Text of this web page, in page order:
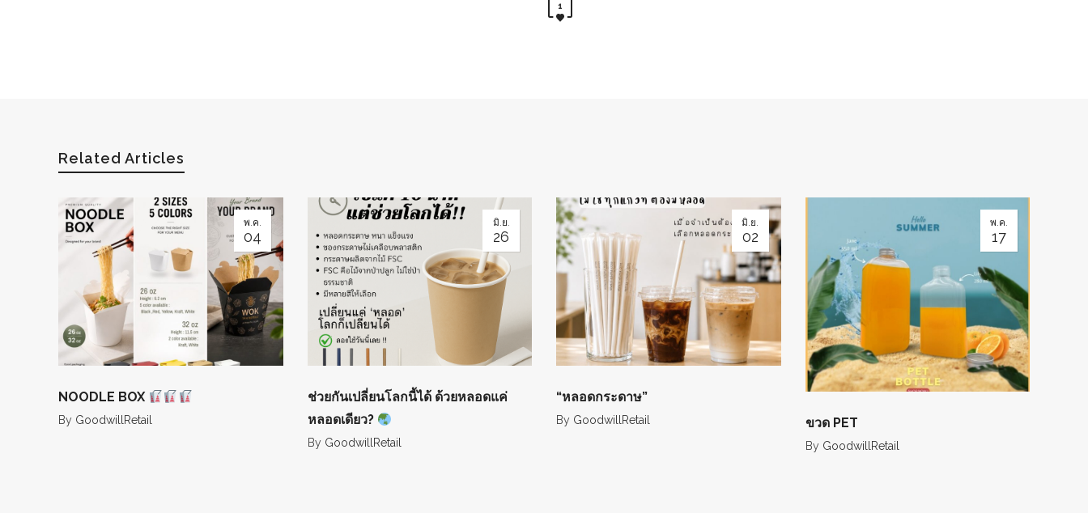
1
Related Articles
พ.ค.
04
NOODLE BOX
By GoodwillRetail
มิ.ย.
26
ช่วยกันเปลี่ยนโลกนี้ได้ ด้วยหลอดแค่
หลอดเดียว?
By GoodwillRetail
มิ.ย.
02
“หลอดกระดาษ”
By GoodwillRetail
พ.ค.
17
ขวด PET
By GoodwillRetail